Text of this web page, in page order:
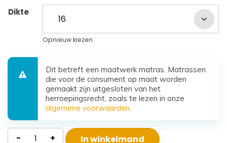
Dikte
Opnieuw kiezen
Dit betreft een maatwerk matras. Matrassen
die voor de consument op maat worden
gemaakt zijn uitgesloten van het
herroepingsrecht, zoals te lezen in onze
algemene voorwaarden
Waterdicht
- + In winkelmand